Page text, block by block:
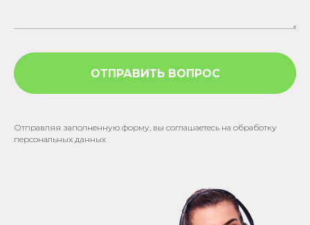
ОТПРАВИТЬ ВОПРОС
Отправляя заполненную форму, вы соглашаетесь на обработку
персональных данных